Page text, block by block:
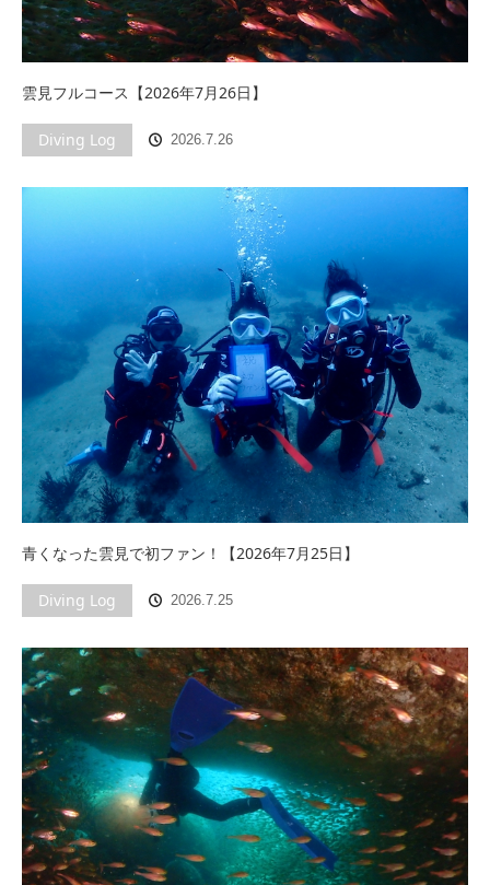
雲見フルコース【2026年7月26日】
Diving Log 2026.7.26
青くなった雲見で初ファン！【2026年7月25日】
Diving Log 2026.7.25